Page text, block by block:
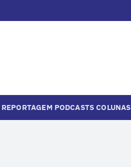
REPORTAGEM PODCASTS COLUNAS